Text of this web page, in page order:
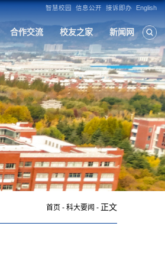
学科建设 招生就业 科
首页 -科大要闻 - 正文